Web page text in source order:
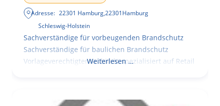
Adresse: 22301 Hamburg,22301Hamburg
Schleswig-Holstein
Sachverständige für vorbeugenden Brandschutz
Sachverständige für baulichen Brandschutz
Vorlageverechtigter Architekt spezialisiert auf Retail
Weiterlesen …